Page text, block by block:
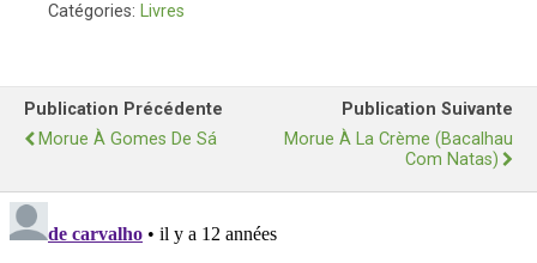
Catégories: Livres
Publication Précédente
Morue À Gomes De Sá
Publication Suivante
Morue À La Crème (Bacalhau
Com Natas)